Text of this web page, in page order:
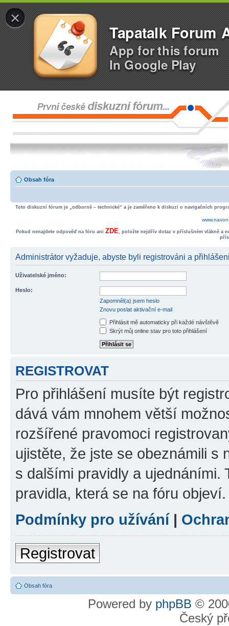
×
Tapatalk Forum
App for this forum
In Google Play
Obsah fóra
Toto diskuzní fórum je „odborně – technické“ a je zaměřeno k diskuzi o navigačních
Pokud nenajdete odpověď na fóru ani ZDE, položte nejdřív dotaz v příslušném vlákně a
Administrátor vyžaduje, abyste byli registrováni a
Uživatelské jméno:
Heslo:
Zapomněl(a) jsem heslo
Znovu poslat aktivační e-mail
Přihlásit mě automaticky při každé návštěvě
Skrýt můj online stav pro toto přihlášení
REGISTROVAT
Pro přihlášení musíte být
dává vám mnohem větší
rozšířené pravomoci
ujistěte, že jste se obeznámili s
s dalšími pravidly a ujednáními.
pravidla, která se na fóru objeví.
Podmínky pro užívání|
Registrovat
Obsah fóra
Powered by phpBB ©
Český